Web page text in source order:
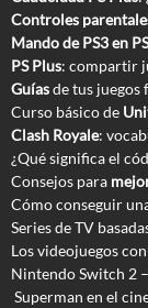
Controles
Mando de PS3 en
PS Plus: compartir
Guíasde tus juegos
Curso básico de
Clash Royale:
¿Qué significa el
Consejos para
Cómo conseguir
Series de TV
Los videojuegos
Nintendo Switch 2
Superman en el